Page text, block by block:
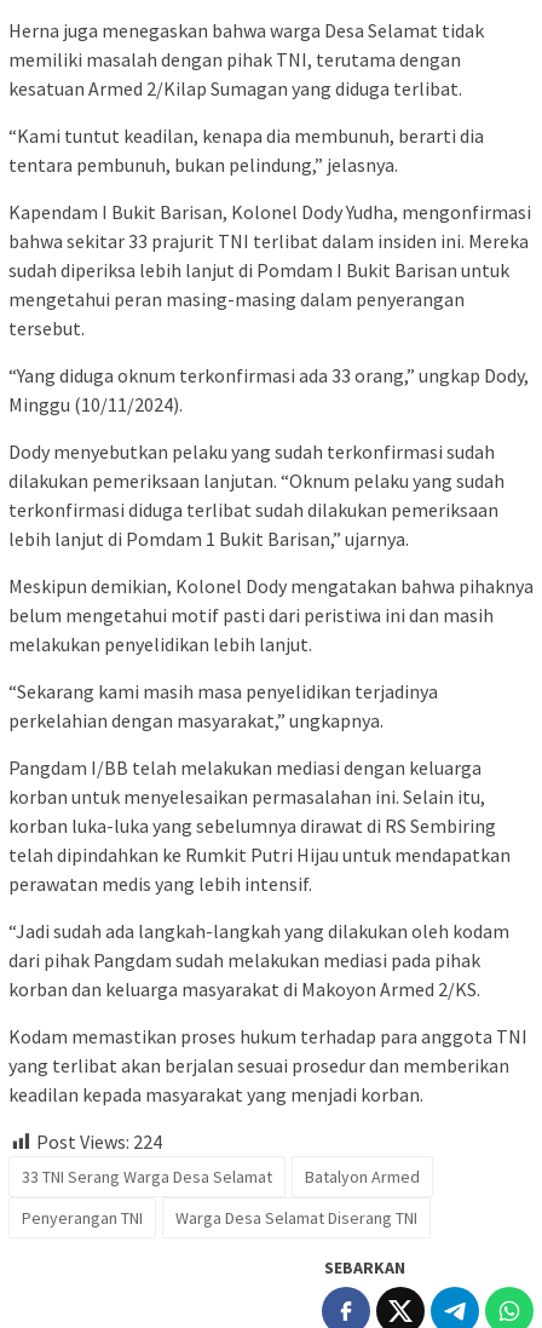
Herna juga menegaskan bahwa warga Desa Selamat tidak
memiliki masalah dengan pihak TNI, terutama dengan
kesatuan Armed 2/Kilap Sumagan yang diduga terlibat.
“Kami tuntut keadilan, kenapa dia membunuh, berarti dia
tentara pembunuh, bukan pelindung,” jelasnya.
Kapendam I Bukit Barisan, Kolonel Dody Yudha, mengonfirmasi
bahwa sekitar 33 prajurit TNI terlibat dalam insiden ini. Mereka
sudah diperiksa lebih lanjut di Pomdam I Bukit Barisan untuk
mengetahui peran masing-masing dalam penyerangan
tersebut.
“Yang diduga oknum terkonfirmasi ada 33 orang,” ungkap Dody,
Minggu (10/11/2024).
Dody menyebutkan pelaku yang sudah terkonfirmasi sudah
dilakukan pemeriksaan lanjutan. “Oknum pelaku yang sudah
terkonfirmasi diduga terlibat sudah dilakukan pemeriksaan
lebih lanjut di Pomdam 1 Bukit Barisan,” ujarnya.
Meskipun demikian, Kolonel Dody mengatakan bahwa pihaknya
belum mengetahui motif pasti dari peristiwa ini dan masih
melakukan penyelidikan lebih lanjut.
“Sekarang kami masih masa penyelidikan terjadinya
perkelahian dengan masyarakat,” ungkapnya.
Pangdam I/BB telah melakukan mediasi dengan keluarga
korban untuk menyelesaikan permasalahan ini. Selain itu,
korban luka-luka yang sebelumnya dirawat di RS Sembiring
telah dipindahkan ke Rumkit Putri Hijau untuk mendapatkan
perawatan medis yang lebih intensif.
“Jadi sudah ada langkah-langkah yang dilakukan oleh kodam
dari pihak Pangdam sudah melakukan mediasi pada pihak
korban dan keluarga masyarakat di Makoyon Armed 2/KS.
Kodam memastikan proses hukum terhadap para anggota TNI
yang terlibat akan berjalan sesuai prosedur dan memberikan
keadilan kepada masyarakat yang menjadi korban.
Post Views: 224
33 TNI Serang Warga Desa Selamat
Batalyon Armed
Penyerangan TNI
Warga Desa Selamat Diserang TNI
SEBARKAN